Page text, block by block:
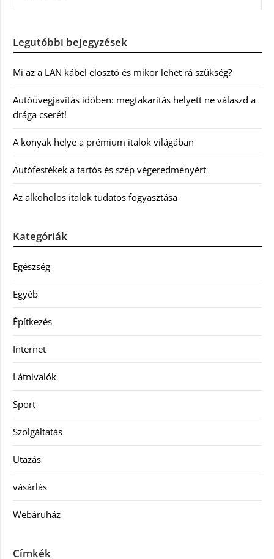
Legutóbbi bejegyzések
Mi az a LAN kábel elosztó és mikor lehet rá szükség?
Autóüvegjavítás időben: megtakarítás helyett ne válaszd a
drága cserét!
A konyak helye a prémium italok világában
Autófestékek a tartós és szép végeredményért
Az alkoholos italok tudatos fogyasztása
Kategóriák
Egészség
Egyéb
Építkezés
Internet
Látnivalók
Sport
Szolgáltatás
Utazás
vásárlás
Webáruház
Címkék